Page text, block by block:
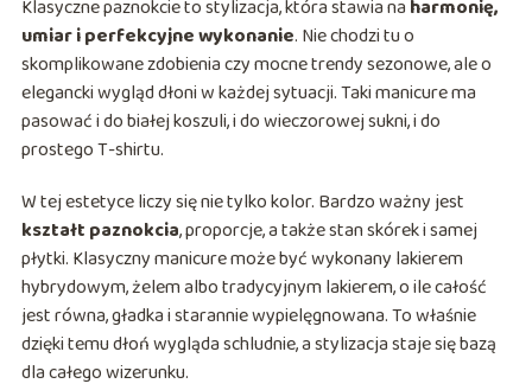
Klasyczne paznokcie to stylizacja, która stawia na harmonię,
umiar i perfekcyjne wykonanie. Nie chodzi tu o
skomplikowane zdobienia czy mocne trendy sezonowe, ale o
elegancki wygląd dłoni w każdej sytuacji. Taki manicure ma
pasować i do białej koszuli, i do wieczorowej sukni, i do
prostego T-shirtu.
W tej estetyce liczy się nie tylko kolor. Bardzo ważny jest
kształt paznokcia, proporcje, a także stan skórek i samej
płytki. Klasyczny manicure może być wykonany lakierem
hybrydowym, żelem albo tradycyjnym lakierem, o ile całość
jest równa, gładka i starannie wypielęgnowana. To właśnie
dzięki temu dłoń wygląda schludnie, a stylizacja staje się bazą
dla całego wizerunku.